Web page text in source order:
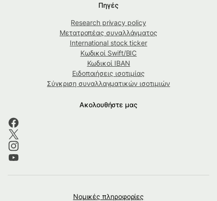
Πηγές
Research privacy policy
Μετατροπέας συναλλάγματος
International stock ticker
Κωδικοί Swift/BIC
Κωδικοί IBAN
Ειδοποιήσεις ισοτιμίας
Σύγκριση συναλλαγματικών ισοτιμιών
Ακολουθήστε μας
Νομικές πληροφορίες